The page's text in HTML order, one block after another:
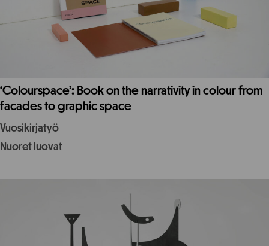
‘Colourspace’: Book on the narrativity in colour from
facades to graphic space
Vuosikirjatyö
Nuoret luovat